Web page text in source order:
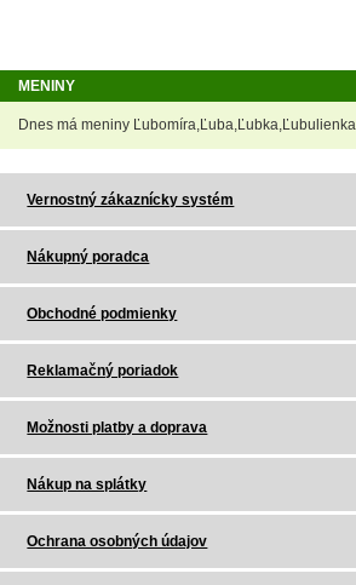
MENINY
Dnes má meniny Ľubomíra,Ľuba,Ľubka,Ľubulienka.
Vernostný zákaznícky systém
Nákupný poradca
Obchodné podmienky
Reklamačný poriadok
Možnosti platby a doprava
Nákup na splátky
Ochrana osobných údajov